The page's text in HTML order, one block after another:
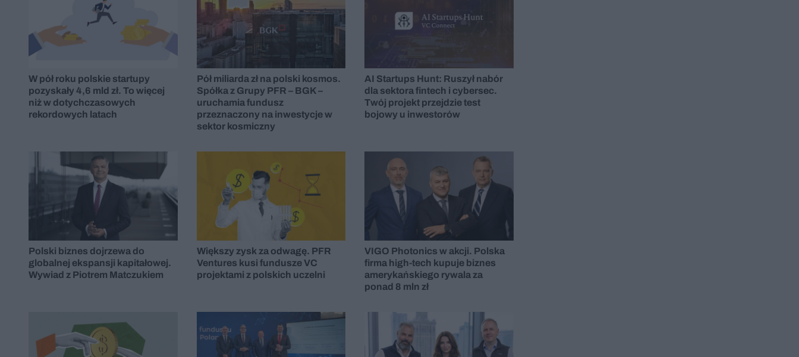
W pół roku polskie startupy
pozyskały 4,6 mld zł. To więcej
niż w dotychczasowych
rekordowych latach
Pół miliarda zł na polski kosmos.
Spółka z Grupy PFR – BGK –
uruchamia fundusz
przeznaczony na inwestycje w
sektor kosmiczny
AI Startups Hunt: Ruszył nabór
dla sektora fintech i cybersec.
Twój projekt przejdzie test
bojowy u inwestorów
Polski biznes dojrzewa do
globalnej ekspansji kapitałowej.
Wywiad z Piotrem Matczukiem
Większy zysk za odwagę. PFR
Ventures kusi fundusze VC
projektami z polskich uczelni
VIGO Photonics w akcji. Polska
firma high-tech kupuje biznes
amerykańskiego rywala za
ponad 8 mln zł